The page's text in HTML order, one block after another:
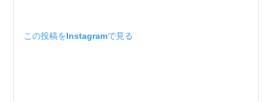
この投稿をInstagramで見る